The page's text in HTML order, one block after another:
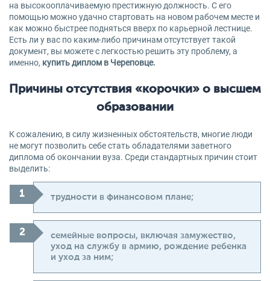
на высокооплачиваемую престижную должность. С его
помощью можно удачно стартовать на новом рабочем месте и
как можно быстрее подняться вверх по карьерной лестнице.
Есть ли у вас по каким-либо причинам отсутствует такой
документ, вы можете с легкостью решить эту проблему, а
именно, купить диплом в Череповце.
Причины отсутствия «корочки» о высшем
образовании
К сожалению, в силу жизненных обстоятельств, многие люди
не могут позволить себе стать обладателями заветного
диплома об окончании вуза. Среди стандартных причин стоит
выделить:
трудности в финансовом плане;
семейные вопросы, включая замужество,
уход на службу в армию, рождение ребенка
и уход за ним;